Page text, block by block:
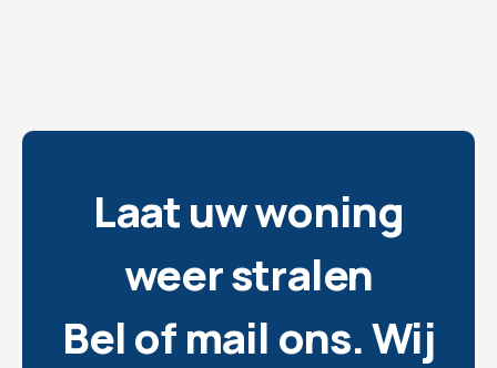
Laat uw woning
weer stralen
Bel of mail ons. Wij